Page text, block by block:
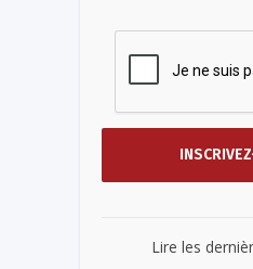
Lire les